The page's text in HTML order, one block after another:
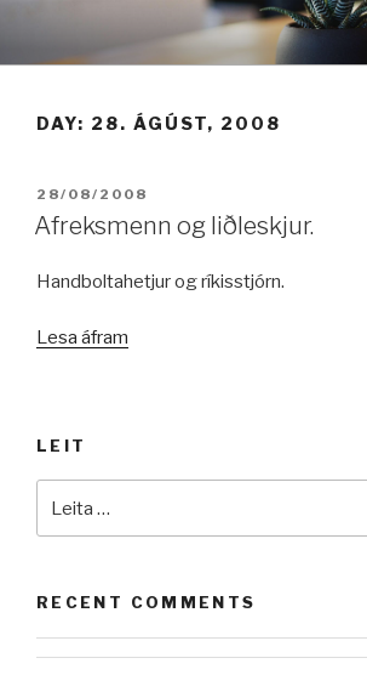
efni
DAY: 28. ÁGÚST, 2008
BIRT:
28/08/2008
Afreksmenn og liðleskjur.
Handboltahetjur og ríkisstjórn.
Lesa áfram
LEIT
að:
RECENT COMMENTS